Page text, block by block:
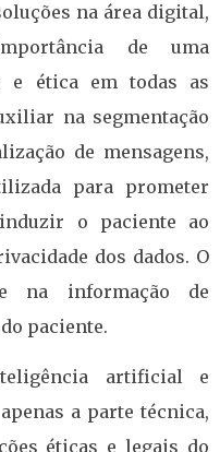
na área digital,
de uma
e ética em todas as
na segmentação
de mensagens,
para prometer
o paciente ao
dos dados. O
na informação de
paciente.
artificial e
a parte técnica,
éticas e legais do